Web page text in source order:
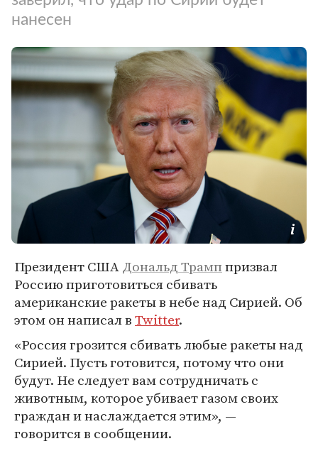
нанесен
Президент СШАДональд Трамппризвал
Россию приготовиться сбивать
американские ракеты в небе над Сирией. Об
этом он написал вTwitter.
«Россия грозится сбивать любые ракеты над
Сирией. Пусть готовится, потому что они
будут. Не следует вам сотрудничать с
животным, которое убивает газом своих
граждан и наслаждается этим», —
говорится в сообщении.